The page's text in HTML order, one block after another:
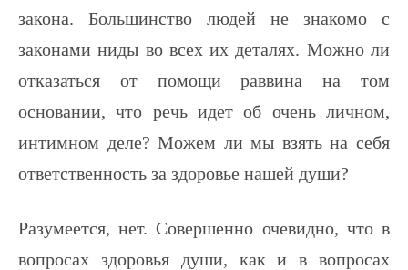
закона. Большинство людей не знакомо с
законами ниды во всех их деталях. Можно ли
отказаться от помощи раввина на том
основании, что речь идет об очень личном,
интимном деле? Можем ли мы взять на себя
ответственность за здоровье нашей души?
Разумеется, нет. Совершенно очевидно, что в
вопросах здоровья души, как и в вопросах